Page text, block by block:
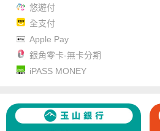
悠遊付
全支付
Apple Pay
銀角零卡-無卡分期
iPASS MONEY